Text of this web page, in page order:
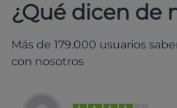
¿Qué dicen de
Más de 179.000 usuarios
con nosotros